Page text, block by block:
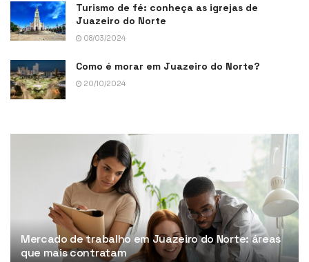
Turismo de fé: conheça as igrejas de
Juazeiro do Norte
08/03/2024
Como é morar em Juazeiro do Norte?
20/10/2024
Mercado de trabalho em Juazeiro do Norte: áreas
que mais contratam